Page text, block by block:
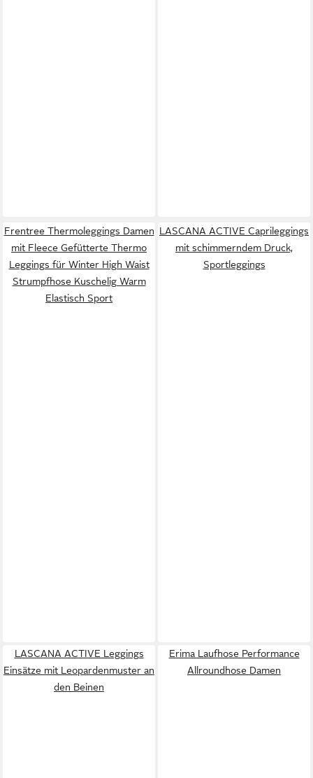
Frentree Thermoleggings Damen
mit Fleece Gefütterte Thermo
Leggings für Winter High Waist
Strumpfhose Kuschelig Warm
Elastisch Sport
LASCANA ACTIVE Caprileggings
mit schimmerndem Druck,
Sportleggings
LASCANA ACTIVE Leggings
Einsätze mit Leopardenmuster an
den Beinen
Erima Laufhose Performance
Allroundhose Damen